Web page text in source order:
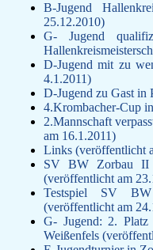
B-Jugend
25.12.2010)
G- Jugend
D-Jugend mit zu
4.1.2011)
D-Jugend zu Gast in
4.Krombacher-Cup
2.Mannschaft
am 16.1.2011)
Links (veröffentlicht
SV BW Zorbau II
(veröffentlicht am
Testspiel SV
(veröffentlicht am
G- Jugend: 2.
Weißenfels